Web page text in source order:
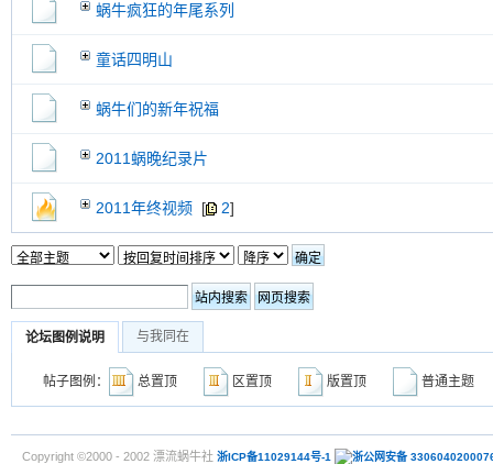
蜗牛疯狂的年尾系列
童话四明山
蜗牛们的新年祝福
2011蜗晚纪录片
2011年终视频 [ 2]
论坛图例说明 与我同在
帖子图例： 总置顶 区置顶 版置顶 普通主
Copyright ©2000 - 2002 漂流蜗牛社 浙ICP备11029144号-1 浙公网安备